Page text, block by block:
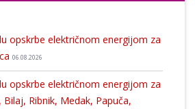
opskrbe električnom energijom za
06.08.2026
opskrbe električnom energijom za
Ribnik, Medak, Papuča,